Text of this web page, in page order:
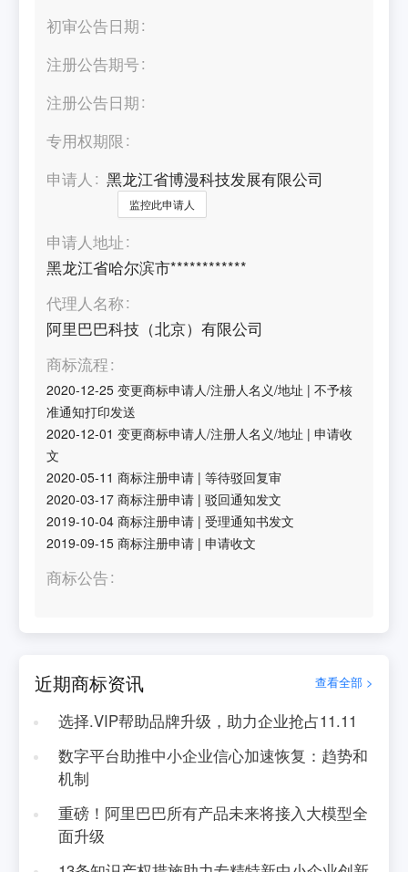
初审公告日期
注册公告期号
注册公告日期
专用权期限
申请人
黑龙江省博漫科技发展有限公司
监控此申请人
申请人地址
黑龙江省哈尔滨市************
代理人名称
阿里巴巴科技（北京）有限公司
商标流程
2020-12-25 变更商标申请人/注册人名义/地址 |不予核
准通知打印发送
2020-12-01 变更商标申请人/注册人名义/地址 |申请收
文
2020-05-11 商标注册申请 |等待驳回复审
2020-03-17 商标注册申请 |驳回通知发文
2019-10-04 商标注册申请 |受理通知书发文
2019-09-15 商标注册申请 |申请收文
商标公告
近期商标资讯 查看全部 >
选择.VIP帮助品牌升级，助力企业抢占11.11
数字平台助推中小企业信心加速恢复：趋势和
机制
重磅！阿里巴巴所有产品未来将接入大模型全
面升级